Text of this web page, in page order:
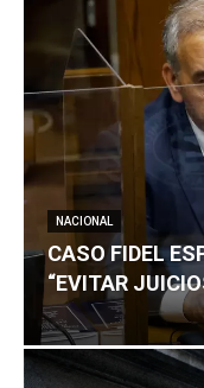
NACIONAL
CASO FIDEL
“EVITAR